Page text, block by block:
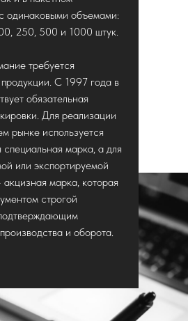
одинаковыми объемами:
250, 500 и 1000 штук.
требуется
С 1997 года в
обязательная
Для реализации
рынке используется
марка, а для
или экспортируемой
марка, которая
строгой
и оборота.